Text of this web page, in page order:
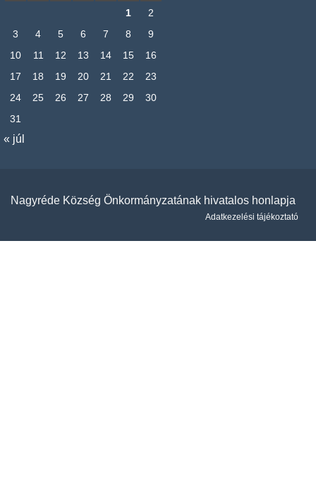
1
2
3
4 5 6 7 8
9
10
11 12 13 14 15
16
17
18 19 20 21 22
23
24
25 26 27 28 29
30
31
« júl
Nagyréde Község Önkormányzatának hivatalos honlapja
Adatkezelési tájékoztató